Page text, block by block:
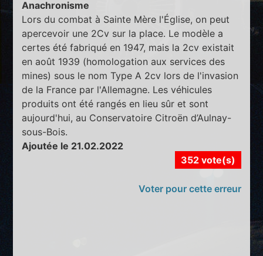
Anachronisme
Lors du combat à Sainte Mère l'Église, on peut
apercevoir une 2Cv sur la place. Le modèle a
certes été fabriqué en 1947, mais la 2cv existait
en août 1939 (homologation aux services des
mines) sous le nom Type A 2cv lors de l'invasion
de la France par l'Allemagne. Les véhicules
produits ont été rangés en lieu sûr et sont
aujourd'hui, au Conservatoire Citroën d’Aulnay-
sous-Bois.
Ajoutée le 21.02.2022
352 vote(s)
Voter pour cette erreur